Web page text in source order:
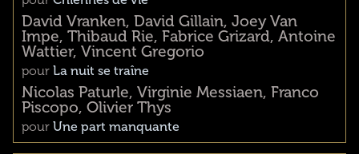
David Vranken, David Gillain, Joey Van
Impe, Thibaud Rie, Fabrice Grizard, Antoine
Wattier, Vincent Gregorio
pour La nuit se traîne
Nicolas Paturle, Virginie Messiaen, Franco
Piscopo, Olivier Thys
pour Une part manquante